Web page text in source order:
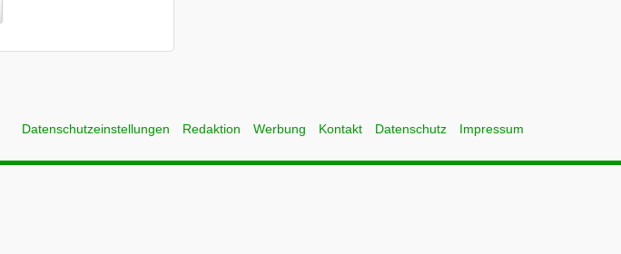
Datenschutzeinstellungen Redaktion Werbung Kontakt Datenschutz Impressum